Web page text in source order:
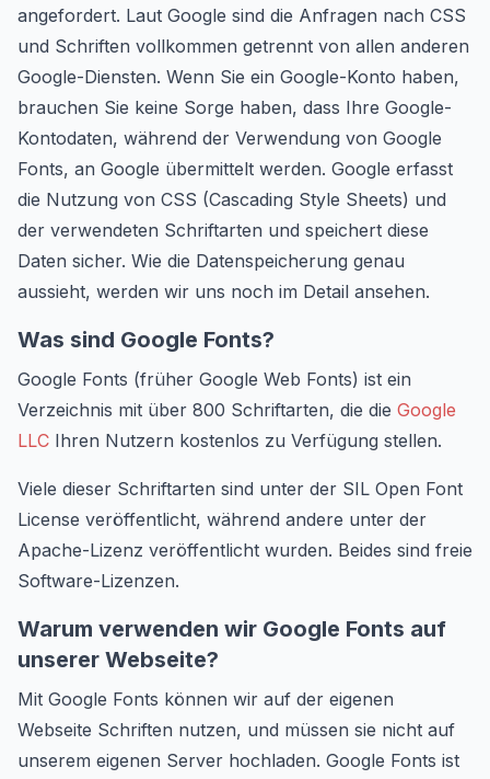
angefordert. Laut Google sind die Anfragen nach CSS
und Schriften vollkommen getrennt von allen anderen
Google-Diensten. Wenn Sie ein Google-Konto haben,
brauchen Sie keine Sorge haben, dass Ihre Google-
Kontodaten, während der Verwendung von Google
Fonts, an Google übermittelt werden. Google erfasst
die Nutzung von CSS (Cascading Style Sheets) und
der verwendeten Schriftarten und speichert diese
Daten sicher. Wie die Datenspeicherung genau
aussieht, werden wir uns noch im Detail ansehen.
Was sind Google Fonts?
Google Fonts (früher Google Web Fonts) ist ein
Verzeichnis mit über 800 Schriftarten, die die Google
LLC Ihren Nutzern kostenlos zu Verfügung stellen.
Viele dieser Schriftarten sind unter der SIL Open Font
License veröffentlicht, während andere unter der
Apache-Lizenz veröffentlicht wurden. Beides sind freie
Software-Lizenzen.
Warum verwenden wir Google Fonts auf
unserer Webseite?
Mit Google Fonts können wir auf der eigenen
Webseite Schriften nutzen, und müssen sie nicht auf
unserem eigenen Server hochladen. Google Fonts ist